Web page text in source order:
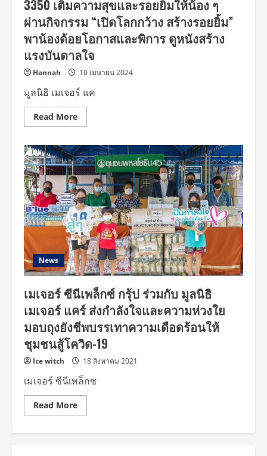
พิษ
ผ่าน
“โครงการ
ปลูก
ผัก
สร้าง
สุข
สร้าง
ราย
ได้”
พร้อม
มอบ
เรือน
ปลูก
ผัก
โรงเรียน
วัด
วัง
น้ำขาว
(จินดา
ประชา
นุ
กูล)
จ.นครปฐม
3350 เติมความสุขและรอยยิ้มให้น้อง ๆ
ผ่านกิจกรรม “เปิดโลกกว้าง สร้างรอยยิ้ม”
พาน้องด้อยโอกาสและพิการ ดูหนังสร้าง
แรงบันดาลใจ
Hannah 10 เมษายน 2024
มูลนิธิ เมเจอร์ แค
Read MoreRead
more
เมเจอร์
แคร์
ร่วม
กับ
โรตารี่
ดิส
ทริค
3350
เติม
ความ
สุข
และ
รอย
ยิ้ม
ให้
น้อง
ผ่าน
กิจกรรม
“เปิด
โลก
กว้าง
สร้าง
รอย
ยิ้ม”
พา
น้อง
ด้อย
โอกาส
พิการ
ดู
หนัง
แรง
News
เมเจอร์ ซีนีเพล็กซ์ กรุ้ป ร่วมกับ มูลนิธิ
เมเจอร์ แคร์ ส่งกำลังใจและความห่วงใย
มอบถุงยังชีพบรรเทาความเดือดร้อนให้
ชุมชนสู้โควิด-19
Ice witch 18 สิงหาคม 2021
เมเจอร์ ซีนีเพล็กซ
Read MoreRead
more